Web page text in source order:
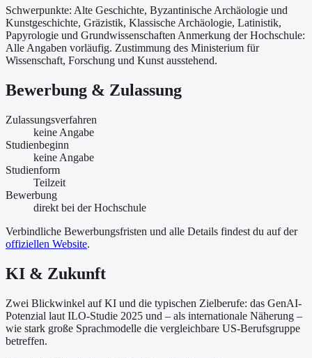
Schwerpunkte: Alte Geschichte, Byzantinische Archäologie und
Kunstgeschichte, Gräzistik, Klassische Archäologie, Latinistik,
Papyrologie und Grundwissenschaften Anmerkung der Hochschule:
Alle Angaben vorläufig. Zustimmung des Ministerium für
Wissenschaft, Forschung und Kunst ausstehend.
Bewerbung & Zulassung
Zulassungsverfahren
keine Angabe
Studienbeginn
keine Angabe
Studienform
Teilzeit
Bewerbung
direkt bei der Hochschule
Verbindliche Bewerbungsfristen und alle Details findest du auf der
offiziellen Website.
KI & Zukunft
Zwei Blickwinkel auf KI und die typischen Zielberufe: das GenAI-
Potenzial laut ILO-Studie 2025 und – als internationale Näherung –
wie stark große Sprachmodelle die vergleichbare US-Berufsgruppe
betreffen.